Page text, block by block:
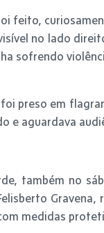
feito,
no lado
sofrendo
preso em
e aguardava
também no
medidas